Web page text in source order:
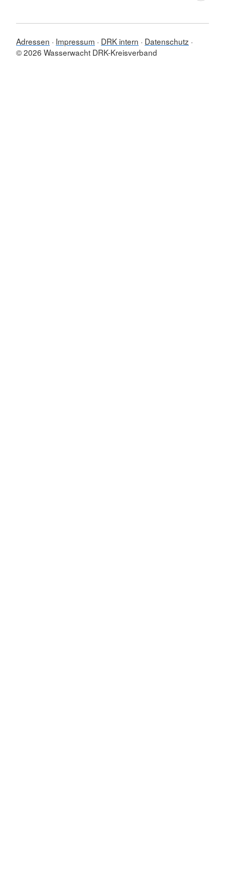
Adressen Impressum DRK intern
Datenschutz
© 2026 Wasserwacht DRK-Kreisverband